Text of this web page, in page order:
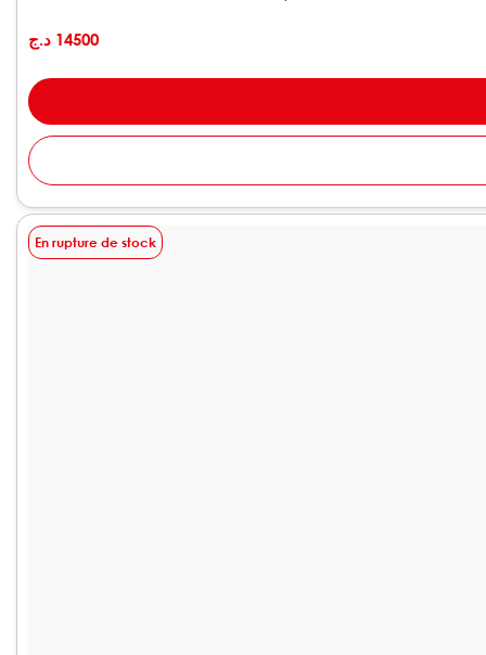
14500 د.ج
En rupture de stock